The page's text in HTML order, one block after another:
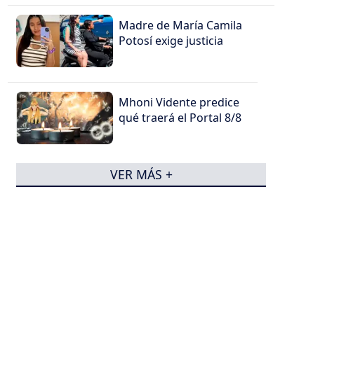
Madre de María Camila
Potosí exige justicia
Mhoni Vidente predice
qué traerá el Portal 8/8
VER MÁS +